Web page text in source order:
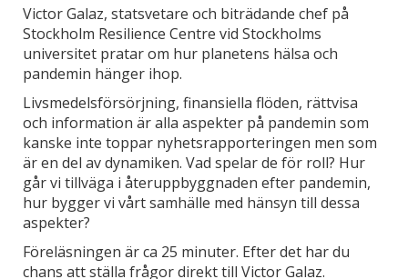
Victor Galaz, statsvetare och biträdande chef på
Stockholm Resilience Centre vid Stockholms
universitet pratar om hur planetens hälsa och
pandemin hänger ihop.
Livsmedelsförsörjning, finansiella flöden, rättvisa
och information är alla aspekter på pandemin som
kanske inte toppar nyhetsrapporteringen men som
är en del av dynamiken. Vad spelar de för roll? Hur
går vi tillväga i återuppbyggnaden efter pandemin,
hur bygger vi vårt samhälle med hänsyn till dessa
aspekter?
Föreläsningen är ca 25 minuter. Efter det har du
chans att ställa frågor direkt till Victor Galaz.